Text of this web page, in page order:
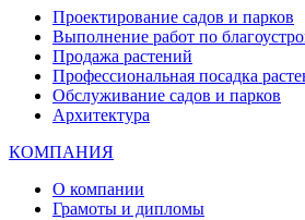
Проектирование садов и парков
Выполнение работ по
Продажа растений
Профессиональная посадка
Обслуживание садов и парков
Архитектура
КОМПАНИЯ
О компании
Грамоты и дипломы